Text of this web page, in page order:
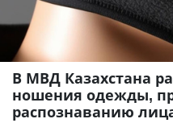
В МВД Казахстана
ношения одежды,
распознаванию